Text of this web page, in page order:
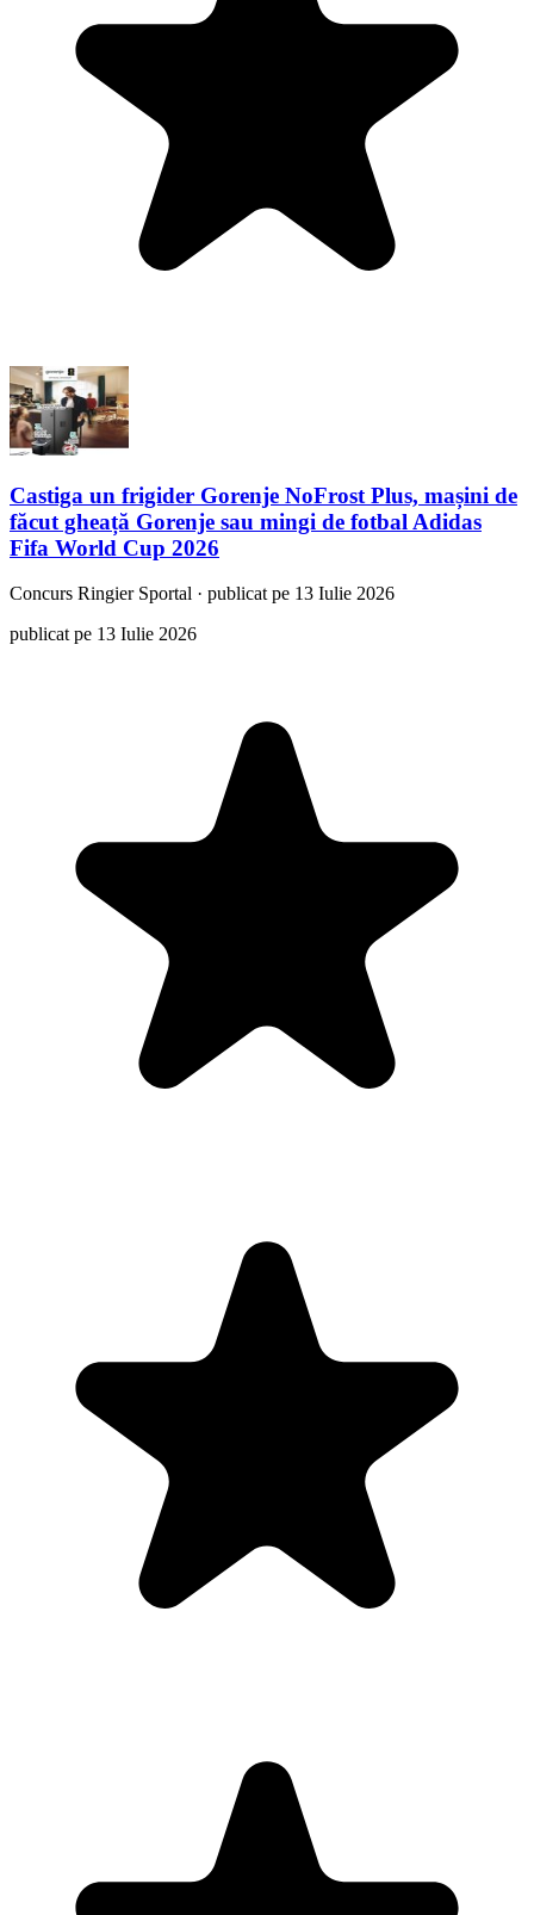
Castiga un frigider Gorenje NoFrost Plus, mașini de
făcut gheață Gorenje sau mingi de fotbal Adidas
Fifa World Cup 2026
Concurs Ringier Sportal · publicat pe 13 Iulie 2026
publicat pe 13 Iulie 2026